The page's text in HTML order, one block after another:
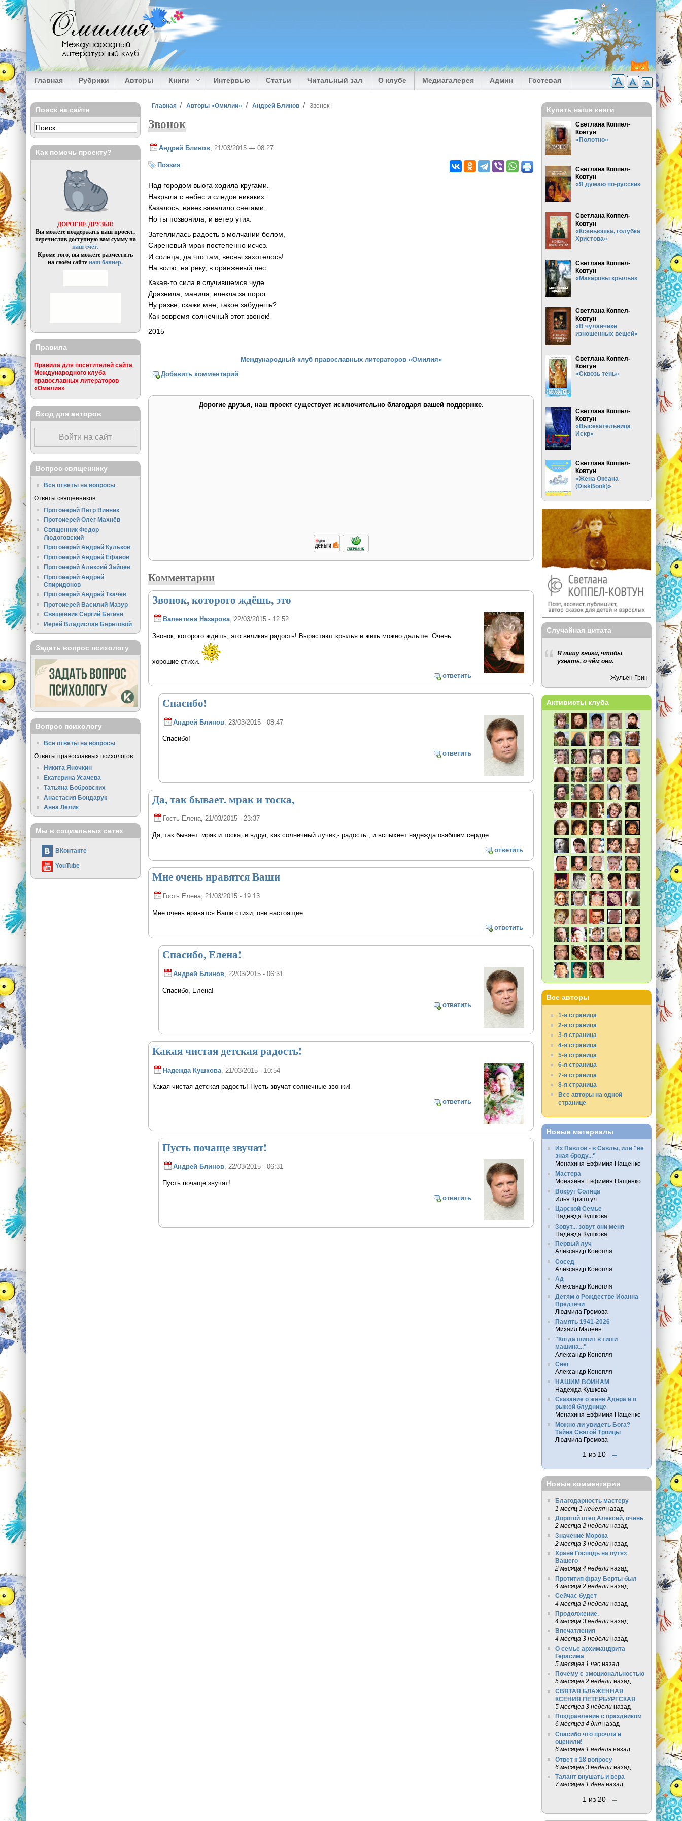
Перейти к основному содержанию
Омилия
Международный
литературный клуб
Главная Рубрики Авторы Книги Интервью Статьи Читальный зал О клубе Медиагалерея Админ Гостевая
Вы здесь
Главная Авторы «Омилии» Андрей Блинов Звонок
Звонок
Андрей Блинов , 21/03/2015 — 08:27
Поэзия
Над городом вьюга ходила кругами.
Накрыла с небес и следов никаких.
Казалось, навек завалило снегами,
Но ты позвонила, и ветер утих.
Затеплилась радость в молчании белом,
Сиреневый мрак постепенно исчез.
И солнца, да что там, весны захотелось!
На волю, на реку, в оранжевый лес.
Какая-то сила в случившемся чуде
Дразнила, манила, влекла за порог.
Ну разве, скажи мне, такое забудешь?
Как вовремя солнечный этот звонок!
2015
Международный клуб православных литераторов «Омилия»
Добавить комментарий
Дорогие друзья, наш проект существует исключительно благодаря вашей поддержке.
Комментарии
Звонок, которого ждёшь, это
Валентина Назарова, 22/03/2015 - 12:52
Звонок, которого ждёшь, это великая радость! Вырастают крылья и жить можно дальше. Очень
хорошие стихи.
ответить
Спасибо!
Андрей Блинов, 23/03/2015 - 08:47
Спасибо!
ответить
Да, так бывает. мрак и тоска,
Гость Елена, 21/03/2015 - 23:37
Да, так бывает. мрак и тоска, и вдруг, как солнечный лучик,- радость , и вспыхнет надежда озябшем сердце.
ответить
Мне очень нравятся Ваши
Гость Елена, 21/03/2015 - 19:13
Мне очень нравятся Ваши стихи, они настоящие.
ответить
Спасибо, Елена!
Андрей Блинов, 22/03/2015 - 06:31
Спасибо, Елена!
ответить
Какая чистая детская радость!
Надежда Кушкова, 21/03/2015 - 10:54
Какая чистая детская радость! Пусть звучат солнечные звонки!
ответить
Пусть почаще звучат!
Андрей Блинов, 22/03/2015 - 06:31
Пусть почаще звучат!
ответить
Поиск на сайте
Как помочь проекту?
ДОРОГИЕ ДРУЗЬЯ!
Вы можете поддержать наш проект,
перечислив доступную вам сумму на
наш счёт.
Кроме того, вы можете разместить
на своём сайтенаш баннер.
Правила
Правила для посетителей сайта
Международного клуба
православных литераторов
«Омилия»
Вход для авторов
Войти на сайт
Вопрос священнику
Все ответы на вопросы
Ответы священников:
Протоиерей Пётр Винник
Протоиерей Олег Махнёв
Священник Федор
Людоговский
Протоиерей Андрей Кульков
Протоиерей Андрей Ефанов
Протоиерей Алексий Зайцев
Протоиерей Андрей
Спиридонов
Протоиерей Андрей Ткачёв
Протоиерей Василий Мазур
Священник Сергий Бегиян
Иерей Владислав Береговой
Задать вопрос психологу
Вопрос психологу
Все ответы на вопросы
Ответы православных психологов:
Никита Яночкин
Екатерина Усачева
Татьяна Бобровских
Анастасия Бондарук
Анна Лелик
Мы в социальных сетях
ВКонтакте
YouTube
Купить наши книги
Светлана Коппел-
Ковтун
«Полотно»
Светлана Коппел-
Ковтун
«Я думаю по-русски»
Светлана Коппел-
Ковтун
«Ксеньюшка, голубка
Христова»
Светлана Коппел-
Ковтун
«Макаровы крылья»
Светлана Коппел-
Ковтун
«В чуланчике
изношенных вещей»
Светлана Коппел-
Ковтун
«Сквозь тень»
Светлана Коппел-
Ковтун
«Высекательница
Искр»
Светлана Коппел-
Ковтун
«Жена Океана
(DiskBook)»
Случайная цитата
Я пишу книги, чтобы
узнать, о чём они.
Жульен Грин
Активисты клуба
Все авторы
1-я страница
2-я страница
3-я страница
4-я страница
5-я страница
6-я страница
7-я страница
8-я страница
Все авторы на одной
странице
Новые материалы
Из Павлов - в Савлы, или "не
зная броду..."
Монахиня Евфимия Пащенко
Мастера
Монахиня Евфимия Пащенко
Вокруг Солнца
Илья Криштул
Царской Семье
Надежда Кушкова
Зовут... зовут они меня
Надежда Кушкова
Первый луч
Александр Конопля
Сосед
Александр Конопля
Ад
Александр Конопля
Детям о Рождестве Иоанна
Предтечи
Людмила Громова
Память 1941-2026
Михаил Малеин
"Когда шипит в тиши
машина..."
Александр Конопля
Снег
Александр Конопля
НАШИМ ВОИНАМ
Надежда Кушкова
Сказание о жене Адера и о
рыжей блуднице
Монахиня Евфимия Пащенко
Можно ли увидеть Бога?
Тайна Святой Троицы
Людмила Громова
1 из 10 →
Новые комментарии
Благодарность мастеру
1 месяц 1 неделяназад
Дорогой отец Алексий, очень
2 месяца 2 неделиназад
Значение Морока
2 месяца 3 неделиназад
Храни Господь на путях
Вашего
2 месяца 4 неделиназад
Протитип фрау Берты был
4 месяца 2 неделиназад
Сейчас будет
4 месяца 2 неделиназад
Продолжение.
4 месяца 3 неделиназад
Впечатления
4 месяца 3 неделиназад
О семье архимандрита
Герасима
5 месяцев 1 часназад
Почему с эмоциональностью
5 месяцев 2 неделиназад
СВЯТАЯ БЛАЖЕННАЯ
КСЕНИЯ ПЕТЕРБУРГСКАЯ
5 месяцев 3 неделиназад
Поздравление с праздником
6 месяцев 4 дняназад
Спасибо что прочли и
оценили!
6 месяцев 1 неделяназад
Ответ к 18 вопросу
6 месяцев 3 неделиназад
Талант внушать и вера
7 месяцев 1 деньназад
1 из 20 →